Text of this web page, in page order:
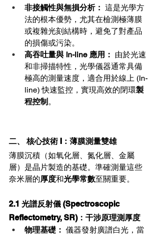
非接觸性與無損分析： 這是光學方
法的根本優勢，尤其在檢測極薄膜
或複雜光刻結構時，避免了對產品
的損傷或污染。
高吞吐量與 In-line 應用： 由於光速
和非掃描特性，光學儀器通常具備
極高的測量速度，適合用於線上 (In-
line) 快速監控，實現高效的閉環製
程控制 。
二、 核心技術 I：薄膜測量雙雄
薄膜沉積（如氧化層、氮化層、金屬
層）是晶片製造的基礎。準確測量這些
奈米層的厚度和光學常數至關重要。
2.1 光譜反射儀 (Spectroscopic
Reflectometry, SR)：干涉原理測厚度
物理基礎： 儀器發射廣譜白光，當